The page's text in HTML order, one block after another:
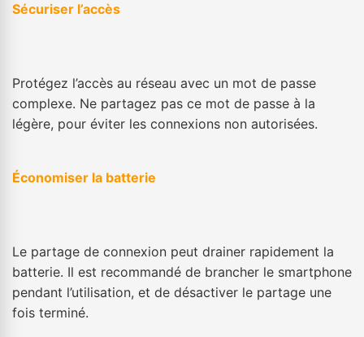
Sécuriser l’accès
Protégez l’accès au réseau avec un mot de passe
complexe. Ne partagez pas ce mot de passe à la
légère, pour éviter les connexions non autorisées.
Économiser la batterie
Le partage de connexion peut drainer rapidement la
batterie. Il est recommandé de brancher le smartphone
pendant l’utilisation, et de désactiver le partage une
fois terminé.